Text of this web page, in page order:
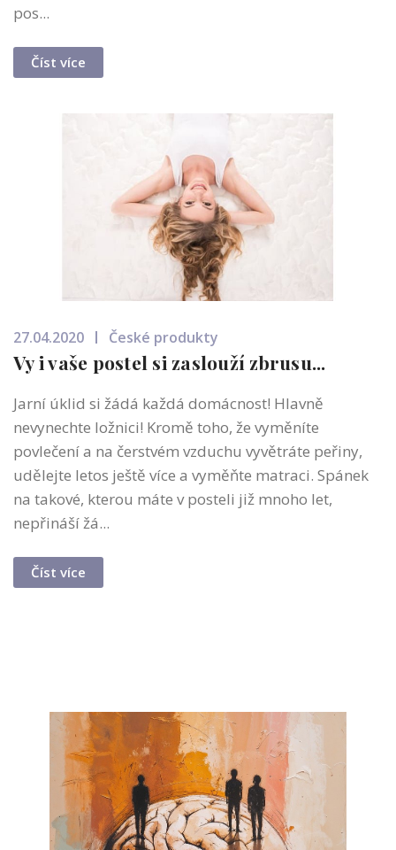
pos...
Číst více
27.04.2020 České produkty
Vy i vaše postel si zaslouží zbrusu...
Jarní úklid si žádá každá domácnost! Hlavně
nevynechte ložnici! Kromě toho, že vyměníte
povlečení a na čerstvém vzduchu vyvětráte peřiny,
udělejte letos ještě více a vyměňte matraci. Spánek
na takové, kterou máte v posteli již mnoho let,
nepřináší žá...
Číst více